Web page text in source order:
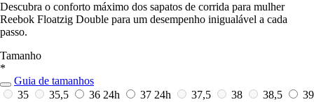
Descubra o conforto máximo dos sapatos de corrida para mulher
Reebok Floatzig Double para um desempenho inigualável a cada
passo.
Tamanho
*
Guia de tamanhos
35
35,5 36 24h 37 24h 37,5 38 38,5
39